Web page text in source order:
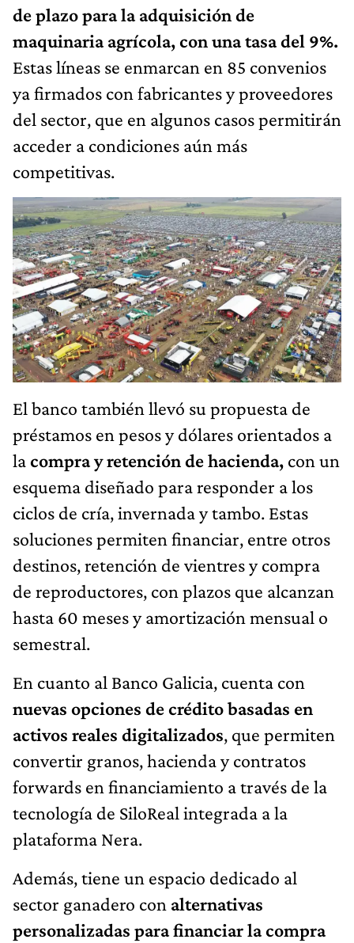
de plazo para la adquisición de
maquinaria agrícola, con una tasa del 9%.
Estas líneas se enmarcan en 85 convenios
ya firmados con fabricantes y proveedores
del sector, que en algunos casos permitirán
acceder a condiciones aún más
competitivas.
El banco también llevó su propuesta de
préstamos en pesos y dólares orientados a
lacompra y retención de hacienda, con un
esquema diseñado para responder a los
ciclos de cría, invernada y tambo. Estas
soluciones permiten financiar, entre otros
destinos, retención de vientres y compra
de reproductores, con plazos que alcanzan
hasta 60 meses y amortización mensual o
semestral.
En cuanto al Banco Galicia, cuenta con
nuevas opciones de crédito basadas en
activos reales digitalizados, que permiten
convertir granos, hacienda y contratos
forwards en financiamiento a través de la
tecnología de SiloReal integrada a la
plataforma Nera.
Además, tiene un espacio dedicado al
sector ganadero con alternativas
personalizadas para financiar la compra